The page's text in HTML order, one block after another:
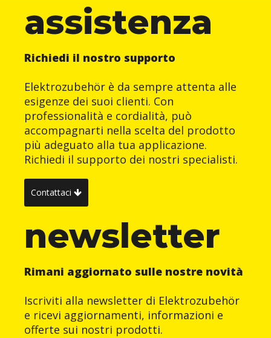
assistenza
Richiedi il nostro supporto
Elektrozubehör è da sempre attenta alle
esigenze dei suoi clienti. Con
professionalità e cordialità, può
accompagnarti nella scelta del prodotto
più adeguato alla tua applicazione.
Richiedi il supporto dei nostri specialisti.
Contattaci
newsletter
Rimani aggiornato sulle nostre novità
Iscriviti alla newsletter di Elektrozubehör
e ricevi aggiornamenti, informazioni e
offerte sui nostri prodotti.